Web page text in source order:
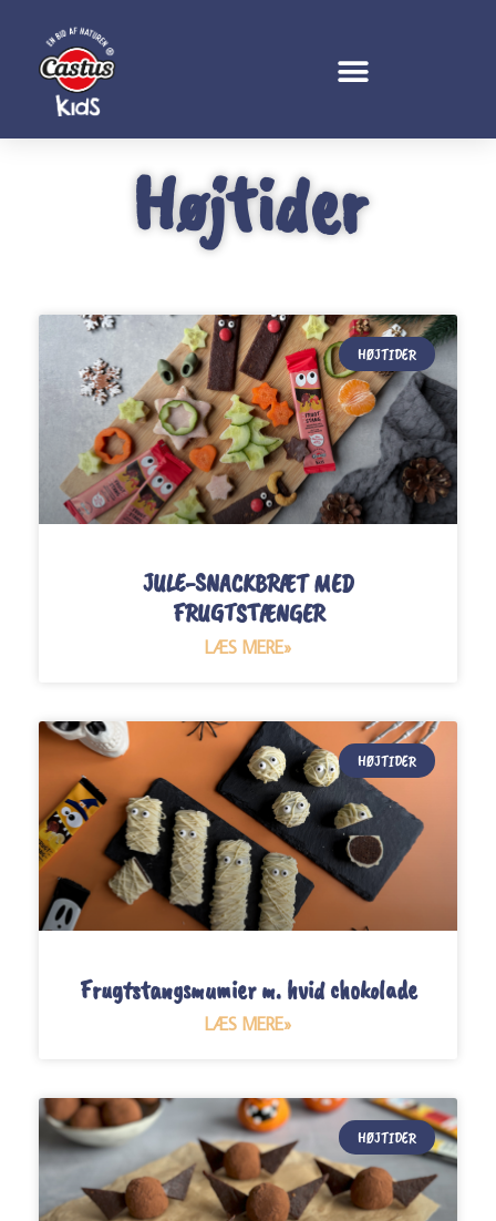
Højtider
HØJTIDER
JULE-SNACKBRÆT MED
FRUGTSTÆNGER
LÆS MERE»
HØJTIDER
Frugtstangsmumier m. hvid chokolade
LÆS MERE»
HØJTIDER